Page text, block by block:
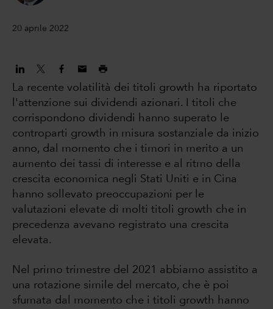
20 aprile 2022
La recente volatilità dei titoli growth ha riportato
l'attenzione sui dividendi azionari. I titoli che
corrispondono dividendi hanno superato le
controparti growth in misura sostanziale da inizio
anno, dal momento che i timori in merito a un
aumento dei tassi di interesse e al ritmo della
crescita economica negli Stati Uniti e in Cina
hanno sollevato preoccupazioni per le
valutazioni elevate di molti titoli growth che in
precedenza avevano registrato una crescita
elevata.
Nel primo trimestre del 2021 abbiamo assistito a
una rotazione simile del mercato, che è poi
sfumata dal momento che i titoli growth hanno